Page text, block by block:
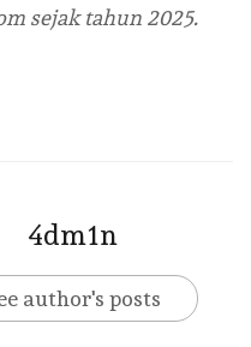
sejak tahun 2025.
4dm1n
author's posts